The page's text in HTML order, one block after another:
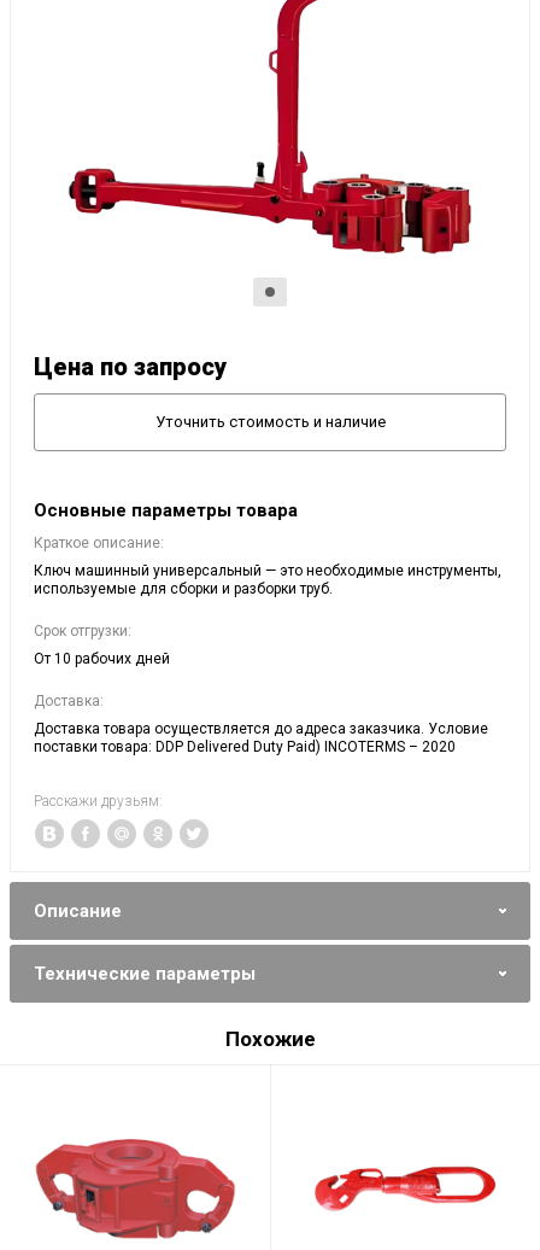
Цена по запросу
Уточнить стоимость и наличие
Основные параметры товара
Краткое описание:
Ключ машинный универсальный — это необходимые инструменты,
используемые для сборки и разборки труб.
Срок отгрузки:
От 10 рабочих дней
Доставка:
Доставка товара осуществляется до адреса заказчика. Условие
поставки товара: DDP Delivered Duty Раid) INCOTERMS – 2020
Расскажи друзьям:
Описание
Технические параметры
Похожие